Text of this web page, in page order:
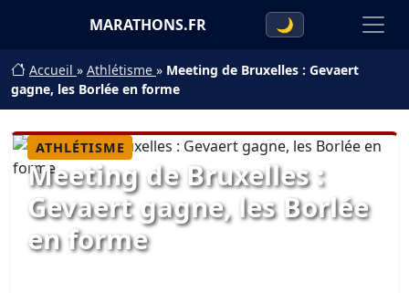
MARATHONS.FR 🌙
Accueil » Athlétisme » Meeting de Bruxelles : Gevaert
gagne, les Borlée en forme
ATHLÉTISME
Meeting de Bruxelles :
Gevaert gagne, les Borlée
en forme